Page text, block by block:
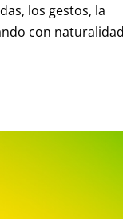
los gestos, la
con naturalidad